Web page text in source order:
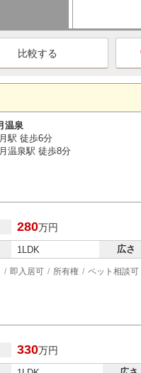
温泉
駅 徒歩6分
温泉駅 徒歩8分
280万円
1LDK 広さ
即入居可 所有権 ペット相談可
330万円